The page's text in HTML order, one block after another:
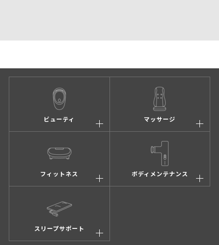
ビューティ マッサージ
フィットネス ボディメンテナンス
スリープサポート